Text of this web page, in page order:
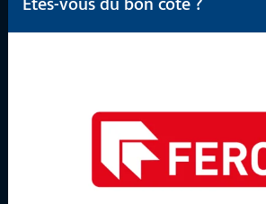
Wir helfen Ihnen gern!
Unser Service-Team unterstützt Sie